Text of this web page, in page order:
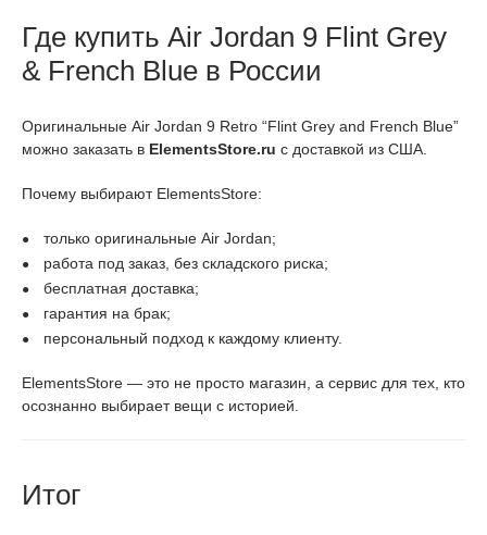
Где купить Air Jordan 9 Flint Grey
& French Blue в России
Оригинальные Air Jordan 9 Retro “Flint Grey and French Blue”
можно заказать в ElementsStore.ru с доставкой из США.
Почему выбирают ElementsStore:
только оригинальные Air Jordan;
работа под заказ, без складского риска;
бесплатная доставка;
гарантия на брак;
персональный подход к каждому клиенту.
ElementsStore — это не просто магазин, а сервис для тех, кто
осознанно выбирает вещи с историей.
Итог